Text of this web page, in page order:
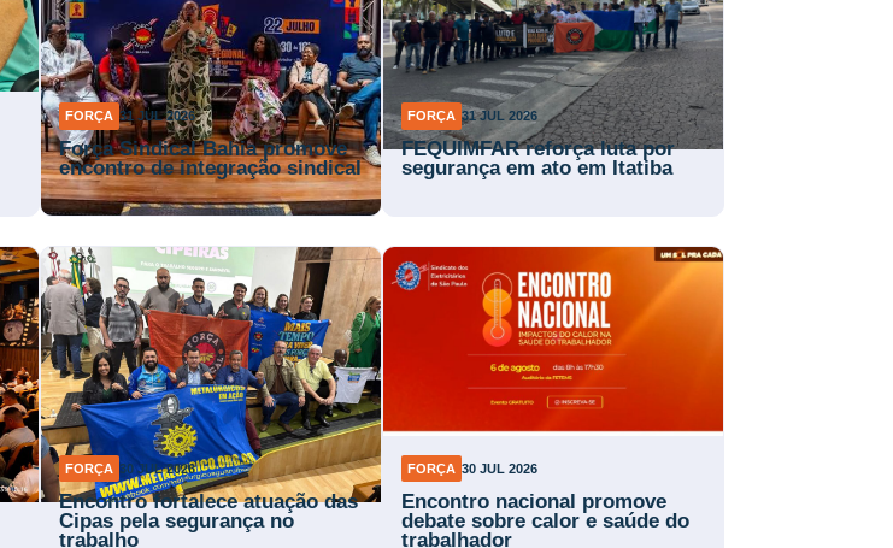
FORÇA 31 JUL 2026
Força Sindical Bahia promove
encontro de integração sindical
FORÇA 31 JUL 2026
FEQUIMFAR reforça luta por
segurança em ato em Itatiba
FORÇA 30 JUL 2026
Encontro fortalece atuação das
Cipas pela segurança no
trabalho
FORÇA 30 JUL 2026
Encontro nacional promove
debate sobre calor e saúde do
trabalhador